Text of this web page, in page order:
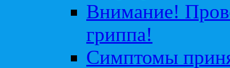
Внимание!
гриппа!
Симптомы